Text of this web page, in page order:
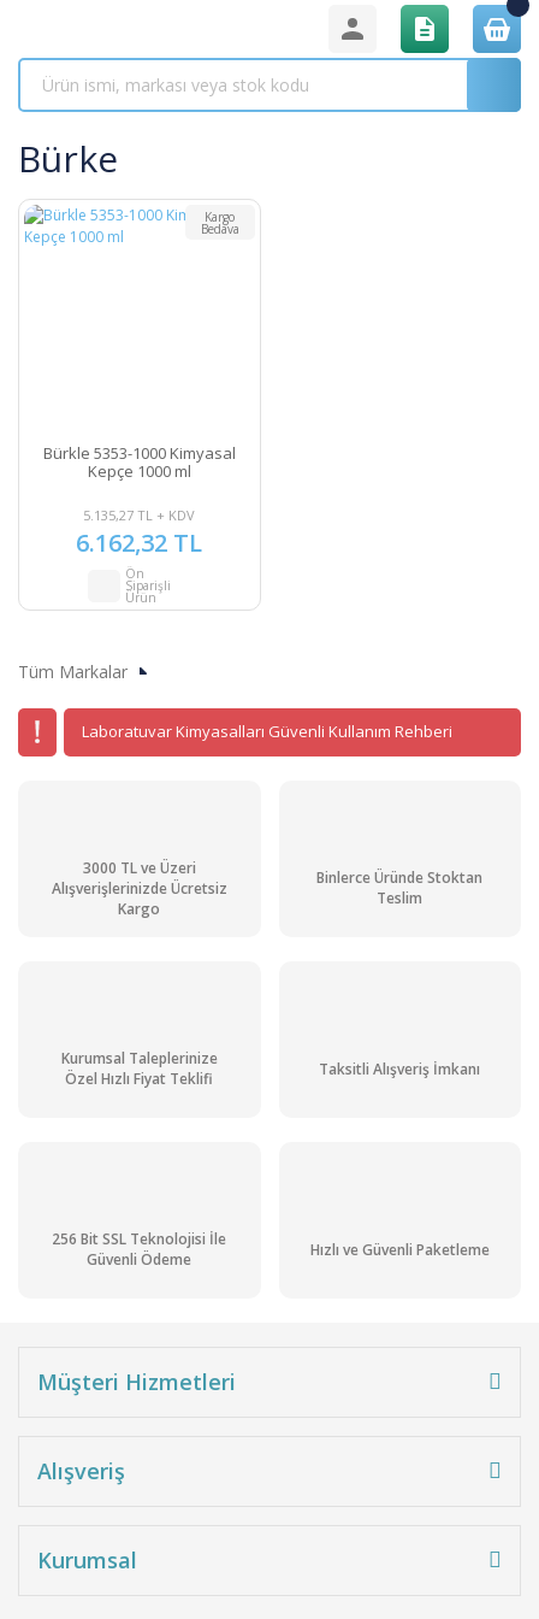
Bürke
Kargo
Bedava
Bürkle 5353-1000 Kimyasal
Kepçe 1000 ml
5.135,27 TL + KDV
6.162,32 TL
Ön
Siparişli
Ürün
Tüm Markalar
Laboratuvar Kimyasalları Güvenli Kullanım Rehberi
3000 TL ve Üzeri
Alışverişlerinizde Ücretsiz
Kargo
Binlerce Üründe Stoktan
Teslim
Kurumsal Taleplerinize
Özel Hızlı Fiyat Teklifi
Taksitli Alışveriş İmkanı
256 Bit SSL Teknolojisi İle
Güvenli Ödeme
Hızlı ve Güvenli Paketleme
Müşteri Hizmetleri
Alışveriş
Kurumsal